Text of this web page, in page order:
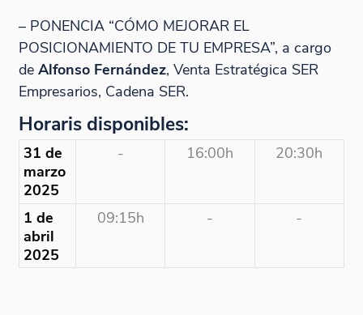
– PONENCIA “CÓMO MEJORAR EL
POSICIONAMIENTO DE TU EMPRESA”, a cargo
de Alfonso Fernández, Venta Estratégica SER
Empresarios, Cadena SER.
Horaris disponibles:
31 de
marzo
2025
- 16:00h 20:30h
1 de
abril
2025
09:15h - -